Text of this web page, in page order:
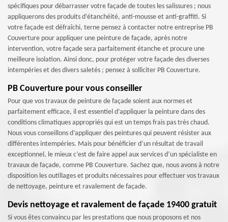
spécifiques pour débarrasser votre façade de toutes les salissures ; nous
appliquerons des produits d’étanchéité, anti-mousse et anti-graffiti. Si
votre façade est défraîchi, terne pensez à contacter notre entreprise PB
Couverture pour appliquer une peinture de façade, après notre
intervention, votre façade sera parfaitement étanche et procure une
meilleure isolation. Ainsi donc, pour protéger votre façade des diverses
intempéries et des divers saletés ; pensez à solliciter PB Couverture.
PB Couverture pour vous conseiller
Pour que vos travaux de peinture de façade soient aux normes et
parfaitement efficace, il est essentiel d’appliquer la peinture dans des
conditions climatiques appropriés qui est un temps frais pas très chaud.
Nous vous conseillons d’appliquer des peintures qui peuvent résister aux
différentes intempéries. Mais pour bénéficier d’un résultat de travail
exceptionnel, le mieux c’est de faire appel aux services d’un spécialiste en
travaux de façade, comme PB Couverture. Sachez que, nous avons à notre
disposition les outillages et produits nécessaires pour effectuer vos travaux
de nettoyage, peinture et ravalement de façade.
Devis nettoyage et ravalement de façade 19400 gratuit
Si vous êtes convaincu par les prestations que nous proposons et nos